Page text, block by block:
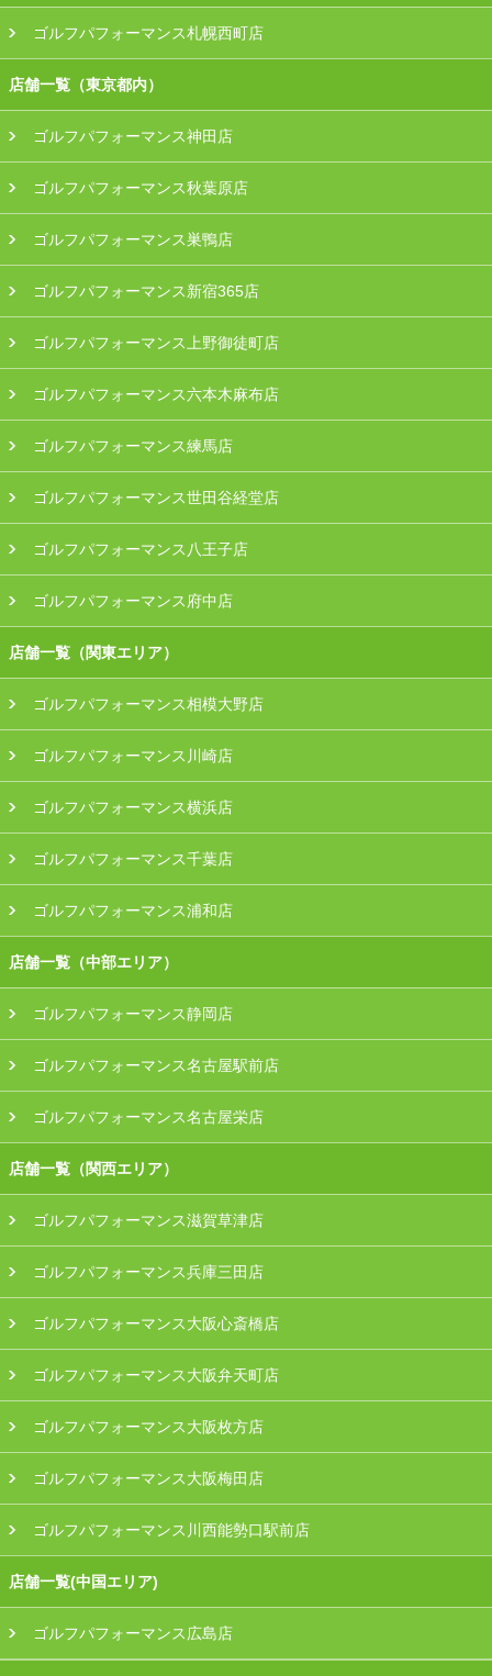
ゴルフパフォーマンス札幌西町店
店舗一覧（東京都内）
ゴルフパフォーマンス神田店
ゴルフパフォーマンス秋葉原店
ゴルフパフォーマンス巣鴨店
ゴルフパフォーマンス新宿365店
ゴルフパフォーマンス上野御徒町店
ゴルフパフォーマンス六本木麻布店
ゴルフパフォーマンス練馬店
ゴルフパフォーマンス世田谷経堂店
ゴルフパフォーマンス八王子店
ゴルフパフォーマンス府中店
店舗一覧（関東エリア）
ゴルフパフォーマンス相模大野店
ゴルフパフォーマンス川崎店
ゴルフパフォーマンス横浜店
ゴルフパフォーマンス千葉店
ゴルフパフォーマンス浦和店
店舗一覧（中部エリア）
ゴルフパフォーマンス静岡店
ゴルフパフォーマンス名古屋駅前店
ゴルフパフォーマンス名古屋栄店
店舗一覧（関西エリア）
ゴルフパフォーマンス滋賀草津店
ゴルフパフォーマンス兵庫三田店
ゴルフパフォーマンス大阪心斎橋店
ゴルフパフォーマンス大阪弁天町店
ゴルフパフォーマンス大阪枚方店
ゴルフパフォーマンス大阪梅田店
ゴルフパフォーマンス川西能勢口駅前店
店舗一覧(中国エリア)
ゴルフパフォーマンス広島店